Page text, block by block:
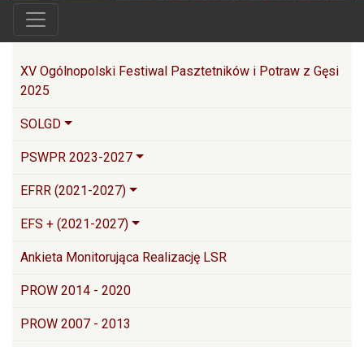
Główna nawigacja
XV Ogólnopolski Festiwal Pasztetników i Potraw z Gęsi
2025
SOLGD
PSWPR 2023-2027
EFRR (2021-2027)
EFS + (2021-2027)
Ankieta Monitorująca Realizację LSR
PROW 2014 - 2020
PROW 2007 - 2013